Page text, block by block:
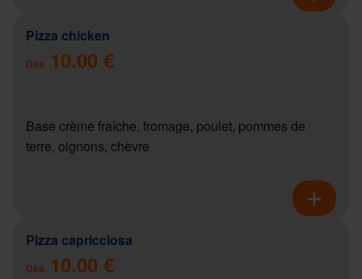
Pizza chicken
Dès 10.00 €
Base crème fraîche, fromage, poulet, pommes de
terre, oignons, chèvre
Pizza capricciosa
Dès 10.00 €